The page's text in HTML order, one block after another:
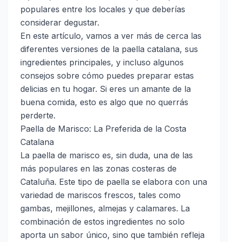
populares entre los locales y que deberías
considerar degustar.
En este artículo, vamos a ver más de cerca las
diferentes versiones de la paella catalana, sus
ingredientes principales, y incluso algunos
consejos sobre cómo puedes preparar estas
delicias en tu hogar. Si eres un amante de la
buena comida, esto es algo que no querrás
perderte.
Paella de Marisco: La Preferida de la Costa
Catalana
La paella de marisco es, sin duda, una de las
más populares en las zonas costeras de
Cataluña. Este tipo de paella se elabora con una
variedad de mariscos frescos, tales como
gambas, mejillones, almejas y calamares. La
combinación de estos ingredientes no solo
aporta un sabor único, sino que también refleja